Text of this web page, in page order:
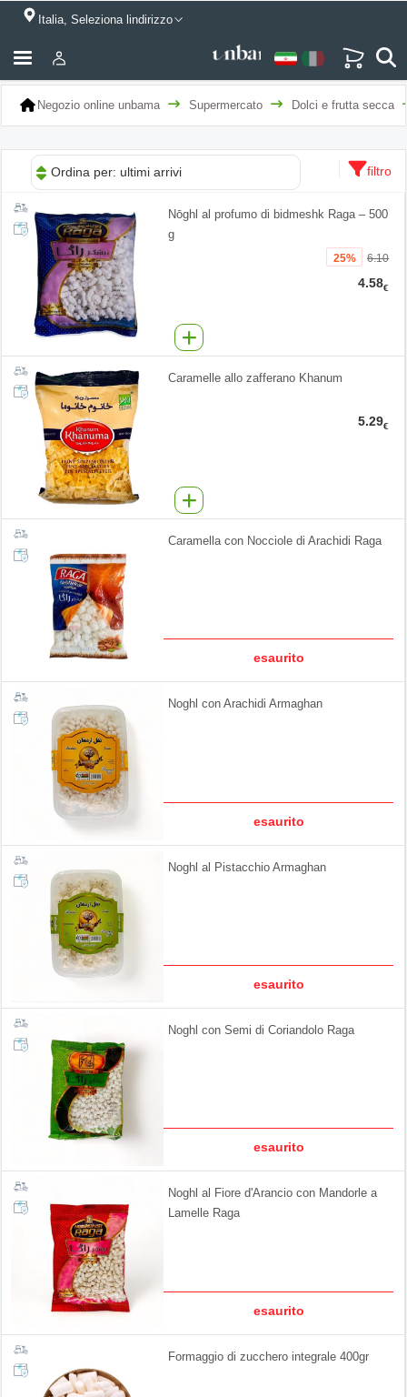
Italia, Seleziona lindirizzo
Negozio online unbama Supermercato Dolci e frutta secca
Ordina per: ultimi arrivi filtro
Nōghl al profumo di bidmeshk Raga – 500
g
25% 6.10
4.58€
Caramelle allo zafferano Khanum
5.29€
Caramella con Nocciole di Arachidi Raga
esaurito
Noghl con Arachidi Armaghan
esaurito
Noghl al Pistacchio Armaghan
esaurito
Noghl con Semi di Coriandolo Raga
esaurito
Noghl al Fiore d'Arancio con Mandorle a
Lamelle Raga
esaurito
Formaggio di zucchero integrale 400gr